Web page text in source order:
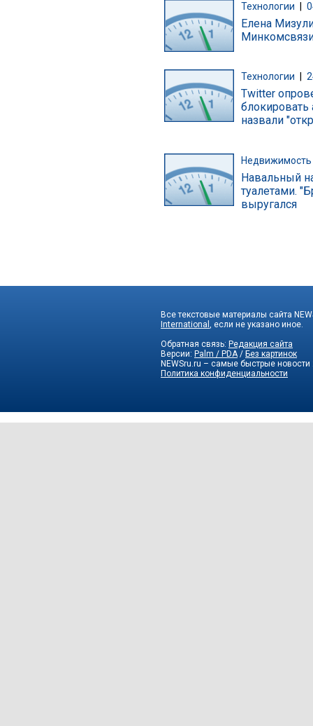
Технологии
Елена
Технологии
Twitter
назвали
Недвижимость
Навальный
туалетами.
выругался
Все текстовые материалы сайта
International
, если не указано иное.
Обратная связь: Редакция сайта
Версии: Palm / PDA / Без картинок
NEWSru.ru – самые быстрые новости
Политика конфиденциальности